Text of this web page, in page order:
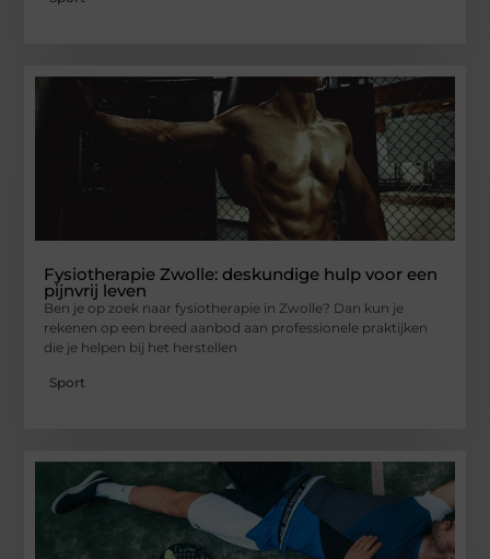
Fysiotherapie Zwolle: deskundige hulp voor een
pijnvrij leven
Ben je op zoek naar fysiotherapie in Zwolle? Dan kun je
rekenen op een breed aanbod aan professionele praktijken
die je helpen bij het herstellen
Sport